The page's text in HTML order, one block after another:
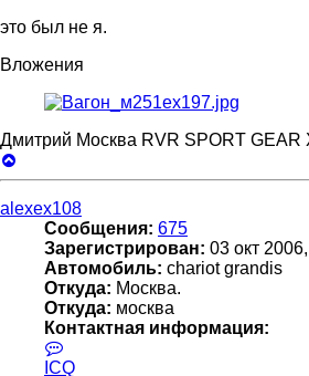
это был не я.
Вложения
Дмитрий Москва RVR SPORT GEAR
к
началу
alexex108
Сообщения: 675
Зарегистрирован: 03 окт
Автомобиль: chariot grandis
Откуда: Москва.
Откуда: москва
Контактная информация:
информация
ICQ